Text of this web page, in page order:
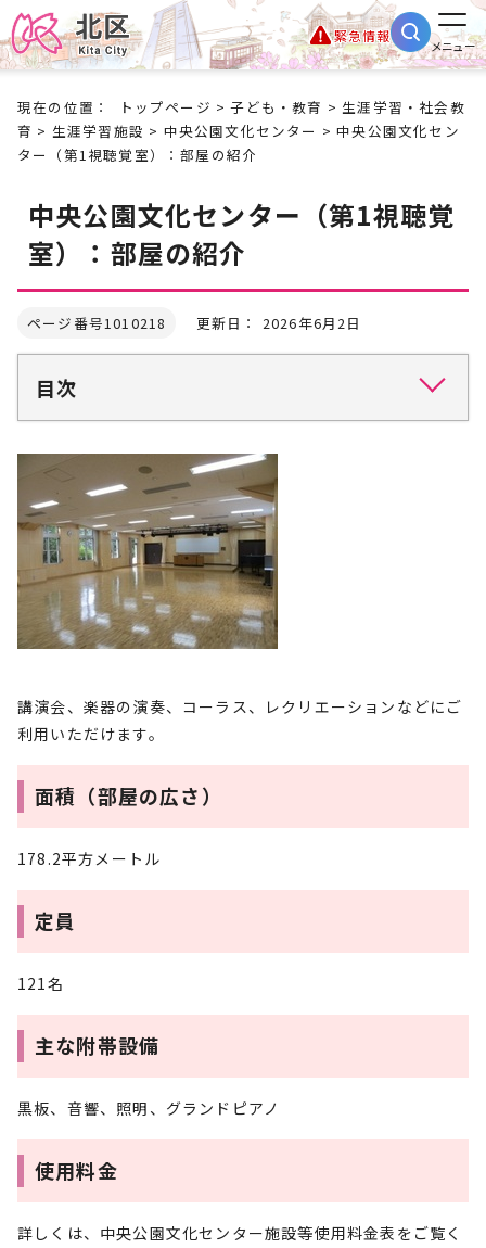
緊急情報
メニュー
現在の位置： トップページ >子ども・教育 > 生涯学習・社会教
育 > 生涯学習施設 > 中央公園文化センター > 中央公園文化セン
ター（第1視聴覚室）：部屋の紹介
中央公園文化センター（第1視聴覚
室）：部屋の紹介
ページ番号1010218 更新日： 2026年6月2日
目次
講演会、楽器の演奏、コーラス、レクリエーションなどにご
利用いただけます。
面積（部屋の広さ）
178.2平方メートル
定員
121名
主な附帯設備
黒板、音響、照明、グランドピアノ
使用料金
詳しくは、中央公園文化センター施設等使用料金表をご覧く